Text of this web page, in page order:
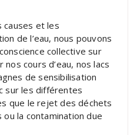
causes et les
de l’eau, nous pouvons
collective sur
cours d’eau, nos lacs
de sensibilisation
sur les différentes
que le rejet des déchets
la contamination due